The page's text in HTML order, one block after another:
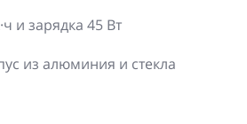
и зарядка 45 Вт
из алюминия и стекла